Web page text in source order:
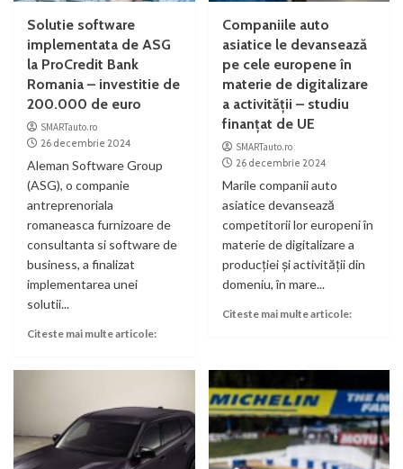
Solutie software
implementata de ASG
la ProCredit Bank
Romania – investitie de
200.000 de euro
SMARTauto.ro
26 decembrie 2024
Aleman Software Group
(ASG), o companie
antreprenoriala
romaneasca furnizoare de
consultanta si software de
business, a finalizat
implementarea unei
solutii...
Citeste mai multe articole:
Companiile auto
asiatice le devansează
pe cele europene în
materie de digitalizare
a activității – studiu
finanțat de UE
SMARTauto.ro
26 decembrie 2024
Marile companii auto
asiatice devansează
competitorii lor europeni în
materie de digitalizare a
producției și activității din
domeniu, în mare...
Citeste mai multe articole: